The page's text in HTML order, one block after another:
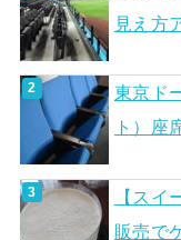
見え方
東京ド
ト）座
【ス
販売で